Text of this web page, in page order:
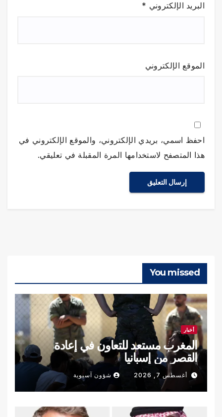
البريد الإلكتروني *
الموقع الإلكتروني
احفظ اسمي، بريدي الإلكتروني، والموقع الإلكتروني في
هذا المتصفح لاستخدامها المرة المقبلة في تعليقي.
You missed
أخبار
المغرب مستعد للتعاون في إعادة
القصر من إسبانيا
أغسطس 7, 2026 شؤون آسيوية